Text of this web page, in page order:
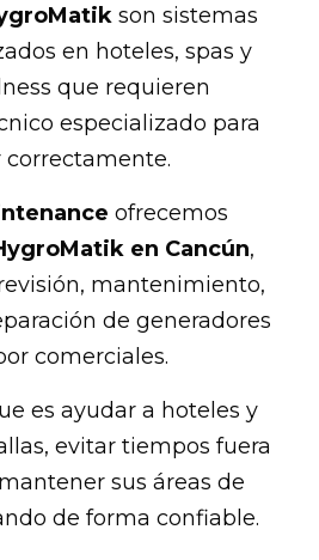
son sistemas
en hoteles, spas y
que requieren
especializado para
correctamente.
ofrecemos
en Cancún,
mantenimiento,
de generadores
comerciales.
es ayudar a hoteles y
evitar tiempos fuera
sus áreas de
de forma confiable.